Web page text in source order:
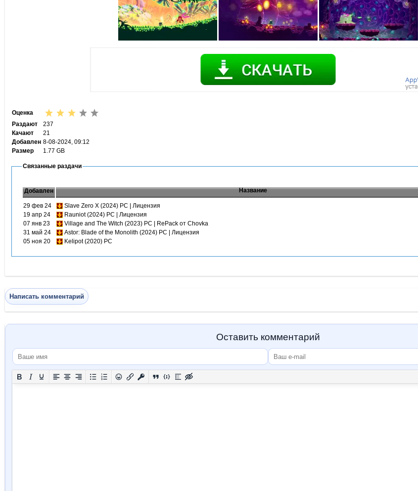
Оценка
Раздают
237
Качают
21
Добавлен 8-08-2024, 09:12
Размер
1.77 GB
Связанные раздачи
Добавлен Название
29 фев 24 Slave Zero X (2024) PC | Лицензия
19 апр 24
Rauniot (2024) PC | Лицензия
07 янв 23
Village and The Witch (2023) PC | RePack от Chovka
31 май 24
Astor: Blade of the Monolith (2024) PC | Лицензия
05 ноя 20
Kelipot (2020) PC
Написать комментарий
Оставить комментарий